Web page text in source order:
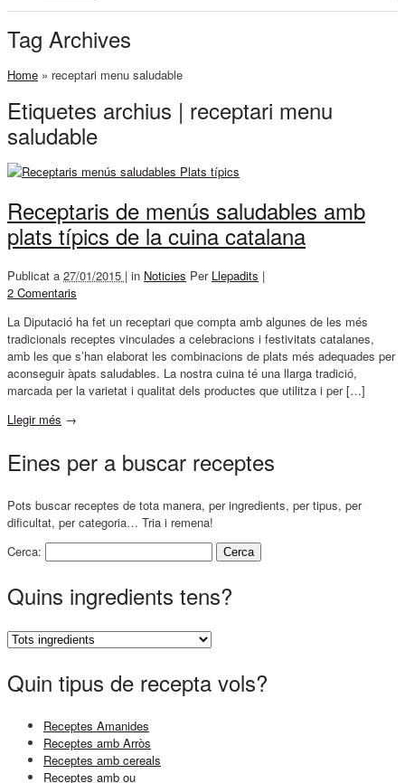
Tag Archives
Home » receptari menu saludable
Etiquetes archius | receptari menu
saludable
Receptaris de menús saludables amb
plats típics de la cuina catalana
Publicat a 27/01/2015 | in Noticies Per Llepadits |
2 Comentaris
La Diputació ha fet un receptari que compta amb algunes de les més
tradicionals receptes vinculades a celebracions i festivitats catalanes,
amb les que s’han elaborat les combinacions de plats més adequades per
aconseguir àpats saludables. La nostra cuina té una llarga tradició,
marcada per la varietat i qualitat dels productes que utilitza i per […]
Llegir més →
Eines per a buscar receptes
Pots buscar receptes de tota manera, per ingredients, per tipus, per
dificultat, per categoria… Tria i remena!
Cerca:
Quins ingredients tens?
Quin tipus de recepta vols?
Receptes Amanides
Receptes amb Arròs
Receptes amb cereals
Receptes amb ou